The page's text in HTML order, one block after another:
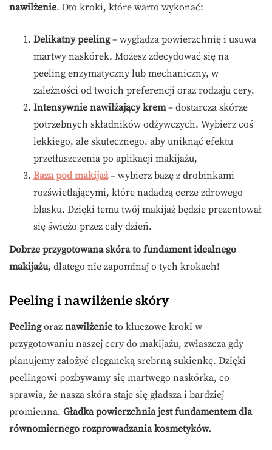
nawilżenie. Oto kroki, które warto wykonać:
Delikatny peeling– wygładza powierzchnię i usuwa
martwy naskórek. Możesz zdecydować się na
peeling enzymatyczny lub mechaniczny, w
zależności od twoich preferencji oraz rodzaju cery,
Intensywnie nawilżający krem– dostarcza skórze
potrzebnych składników odżywczych. Wybierz coś
lekkiego, ale skutecznego, aby uniknąć efektu
przetłuszczenia po aplikacji makijażu,
Baza pod makijaż– wybierz bazę z drobinkami
rozświetlającymi, które nadadzą cerze zdrowego
blasku. Dzięki temu twój makijaż będzie prezentował
się świeżo przez cały dzień.
Dobrze przygotowana skóra to fundament idealnego
makijażu, dlatego nie zapominaj o tych krokach!
Peeling i nawilżenie skóry
Peelingoraz nawilżenie to kluczowe kroki w
przygotowaniu naszej cery do makijażu, zwłaszcza gdy
planujemy założyć elegancką srebrną sukienkę. Dzięki
peelingowi pozbywamy się martwego naskórka, co
sprawia, że nasza skóra staje się gładsza i bardziej
promienna. Gładka powierzchnia jest fundamentem dla
równomiernego rozprowadzania kosmetyków.